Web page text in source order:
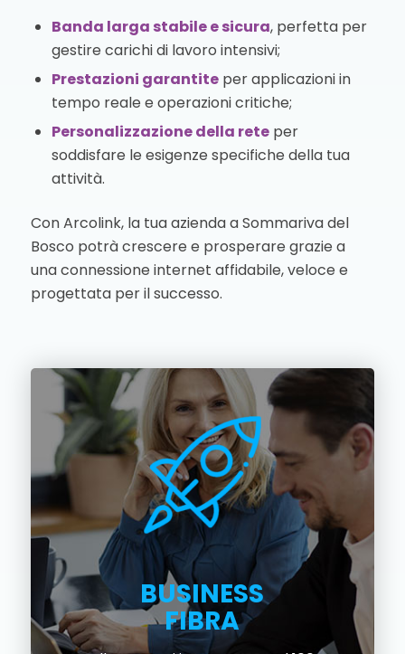
Banda larga stabile e sicura, perfetta per
gestire carichi di lavoro intensivi;
Prestazioni garantiteper applicazioni in
tempo reale e operazioni critiche;
Personalizzazione della reteper
soddisfare le esigenze specifiche della tua
attività.
Con Arcolink, la tua azienda a Sommariva del
Bosco potrà crescere e prosperare grazie a
una connessione internet affidabile, veloce e
progettata per il successo.
BUSINESS
FIBRA